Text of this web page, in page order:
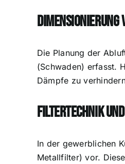
Die Planung der
(Schwaden) erfasst.
Dämpfe zu
Filtertechnik
In der gewerblichen
Metallfilter) vor.